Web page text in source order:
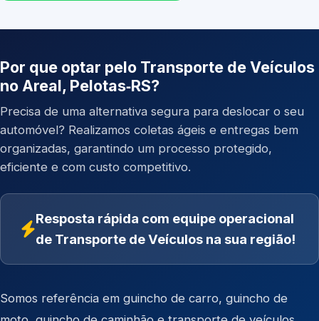
Por que optar pelo Transporte de Veículos
no Areal, Pelotas‑RS?
Precisa de uma alternativa segura para deslocar o seu
automóvel? Realizamos coletas ágeis e entregas bem
organizadas, garantindo um processo protegido,
eficiente e com custo competitivo.
Resposta rápida com equipe operacional
de Transporte de Veículos na sua região!
Somos referência em guincho de carro, guincho de